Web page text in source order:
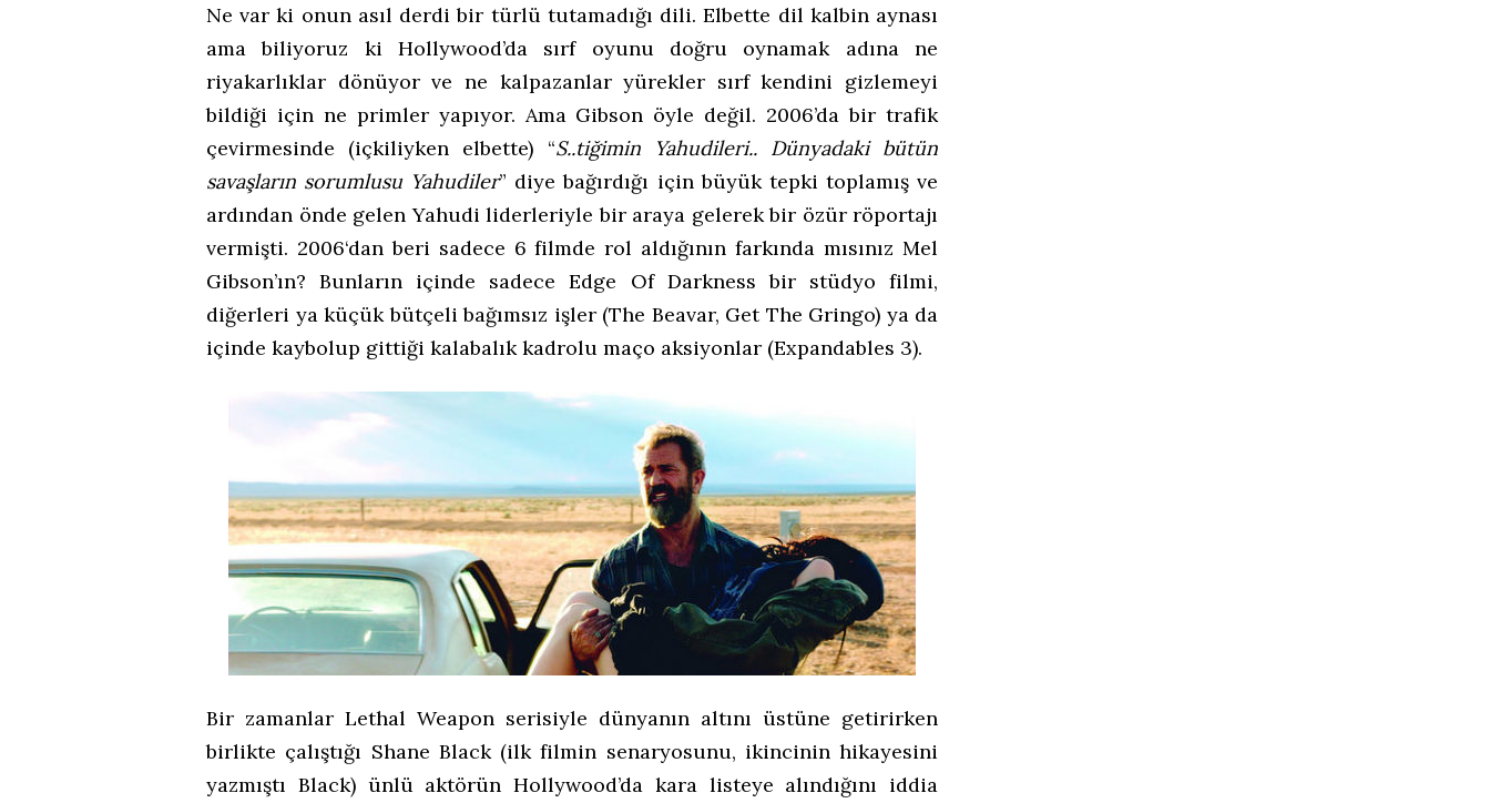
Ne var ki onun asıl derdi bir türlü tutamadığı dili. Elbette dil kalbin aynası
ama biliyoruz ki Hollywood’da sırf oyunu doğru oynamak adına ne
riyakarlıklar dönüyor ve ne kalpazanlar yürekler sırf kendini gizlemeyi
bildiği için ne primler yapıyor. Ama Gibson öyle değil. 2006’da bir trafik
çevirmesinde (içkiliyken elbette) “S..tiğimin Yahudileri.. Dünyadaki bütün
savaşların sorumlusu Yahudiler” diye bağırdığı için büyük tepki toplamış ve
ardından önde gelen Yahudi liderleriyle bir araya gelerek bir özür röportajı
vermişti. 2006‘dan beri sadece 6 filmde rol aldığının farkında mısınız Mel
Gibson’ın? Bunların içinde sadece Edge Of Darkness bir stüdyo filmi,
diğerleri ya küçük bütçeli bağımsız işler (The Beavar, Get The Gringo) ya da
içinde kaybolup gittiği kalabalık kadrolu maço aksiyonlar (Expandables 3).
Bir zamanlar Lethal Weapon serisiyle dünyanın altını üstüne getirirken
birlikte çalıştığı Shane Black (ilk filmin senaryosunu, ikincinin hikayesini
yazmıştı Black) ünlü aktörün Hollywood’da kara listeye alındığını iddia